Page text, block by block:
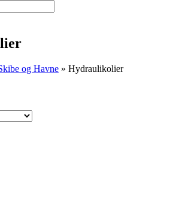
og Havne » Hydraulikolier